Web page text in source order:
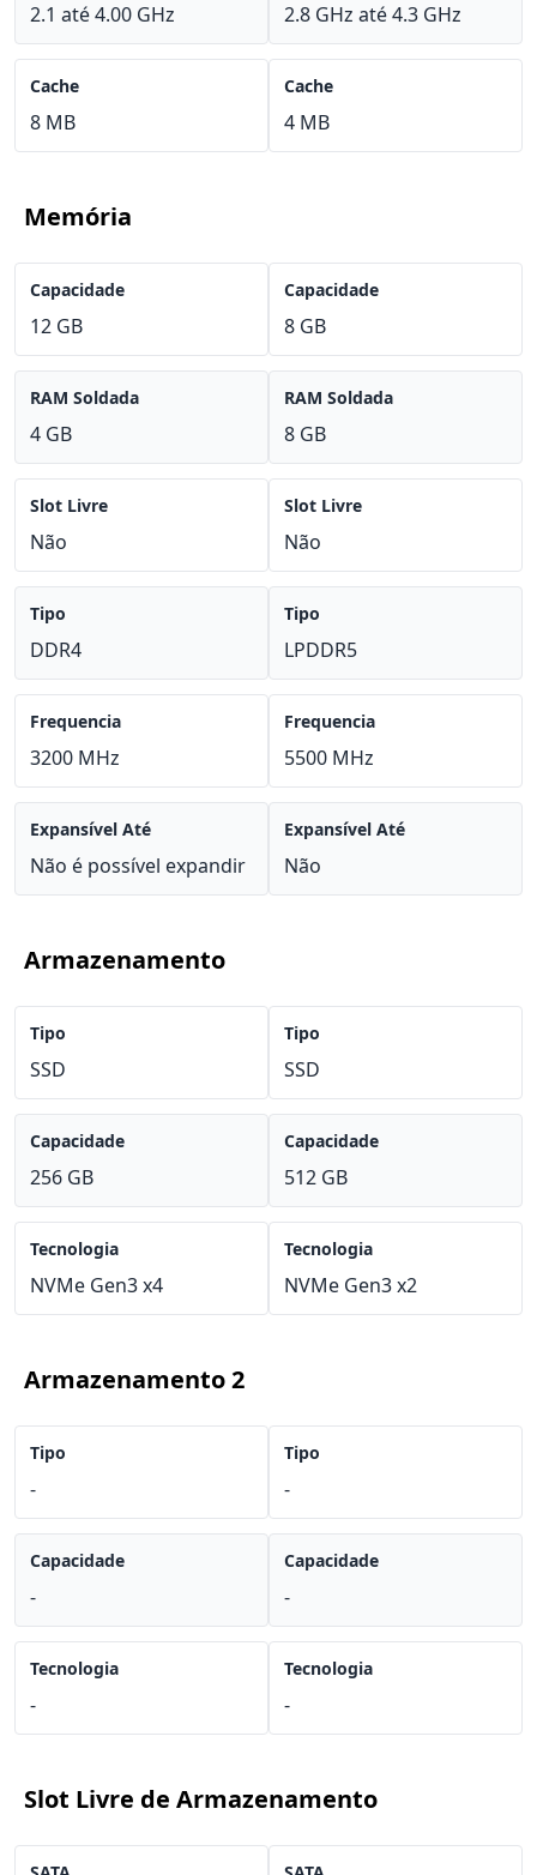
2.1 até 4.00 GHz
Cache
8 MB
2.8 GHz até 4.3 GHz
Cache
4 MB
Memória
Capacidade
12 GB
RAM Soldada
4 GB
Slot Livre
Não
Tipo
DDR4
Frequencia
3200 MHz
Expansível Até
Não é possível expandir
Capacidade
8 GB
RAM Soldada
8 GB
Slot Livre
Não
Tipo
LPDDR5
Frequencia
5500 MHz
Expansível Até
Não
Armazenamento
Tipo
SSD
Capacidade
256 GB
Tecnologia
NVMe Gen3 x4
Tipo
SSD
Capacidade
512 GB
Tecnologia
NVMe Gen3 x2
Armazenamento 2
Tipo
-
Capacidade
-
Tecnologia
-
Tipo
-
Capacidade
-
Tecnologia
-
Slot Livre de Armazenamento